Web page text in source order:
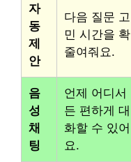
자
동
제
안
다음 질문 고
민 시간을 확
줄여줘요.
음
성
채
팅
언제 어디서
든 편하게 대
화할 수 있어
요.